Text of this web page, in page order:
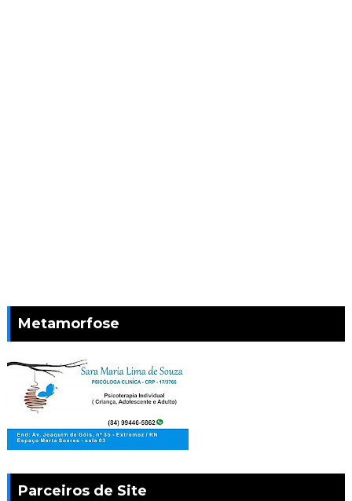
Metamorfose
Parceiros de Site